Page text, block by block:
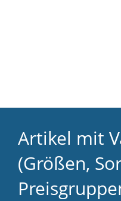
Artikel mit
(Größen,